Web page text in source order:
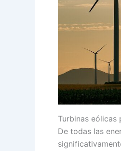
Turbinas eólicas
De todas las